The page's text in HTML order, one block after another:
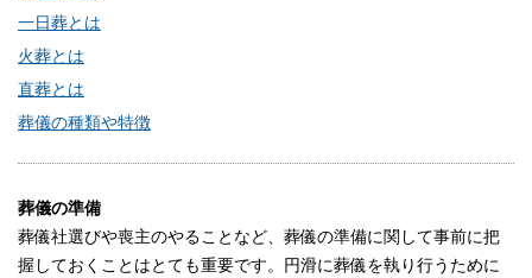
一日葬とは
火葬とは
直葬とは
葬儀の種類や特徴
葬儀の準備
葬儀社選びや喪主のやることなど、葬儀の準備に関して事前に把
握しておくことはとても重要です。円滑に葬儀を執り行うために